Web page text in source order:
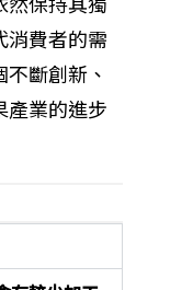
消費者的需
斷創新、
產業的進步